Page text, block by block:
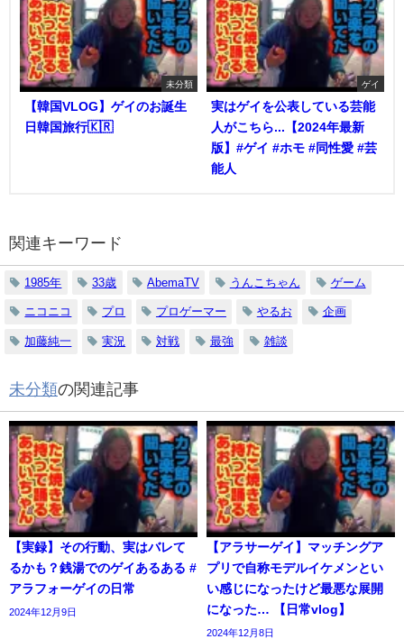
未分類
【韓国VLOG】ゲイのお誕生
日韓国旅行🇰🇷
ゲイ
実はゲイを公表している芸能
人がこちら...【2024年最新
版】#ゲイ #ホモ #同性愛 #芸
能人
関連キーワード
1985年 33歳 AbemaTV うんこちゃん ゲーム
ニコニコ プロ プロゲーマー やるお 企画
加藤純一 実況 対戦 最強 雑談
未分類の関連記事
【実録】その行動、実はバレて
るかも？銭湯でのゲイあるある #
アラフォーゲイの日常
2024年12月9日
【アラサーゲイ】マッチングア
プリで自称モデルイケメンとい
い感じになったけど最悪な展開
になった… 【日常vlog】
2024年12月8日